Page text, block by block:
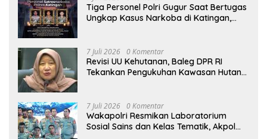
Tiga Personel Polri Gugur Saat Bertugas
Ungkap Kasus Narkoba di Katingan,
7 Juli 2026 0 Komentar
Revisi UU Kehutanan, Baleg DPR RI
Tekankan Pengukuhan Kawasan Hutan
7 Juli 2026 0 Komentar
Wakapolri Resmikan Laboratorium
Sosial Sains dan Kelas Tematik, Akpol